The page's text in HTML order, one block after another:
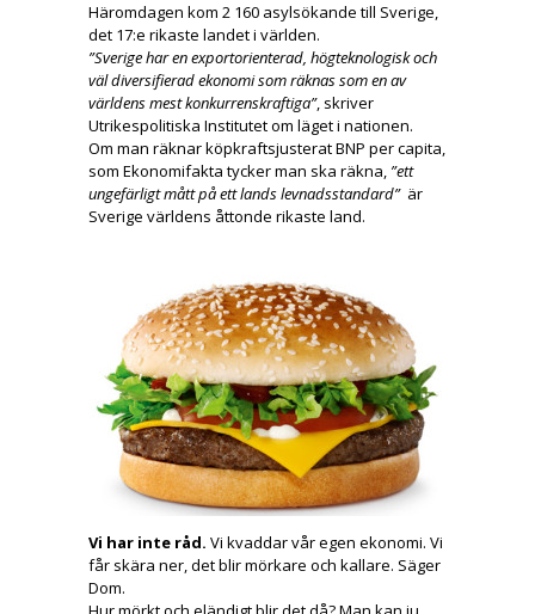
Häromdagen kom 2 160 asylsökande till Sverige,
det 17:e rikaste landet i världen.
”Sverige har en exportorienterad, högteknologisk och
väl diversifierad ekonomi som räknas som en av
världens mest konkurrenskraftiga”, skriver
Utrikespolitiska Institutet om läget i nationen.
Om man räknar köpkraftsjusterat BNP per capita,
som Ekonomifakta tycker man ska räkna, ”ett
ungefärligt mått på ett lands levnadsstandard”är
Sverige världens åttonde rikaste land.
Vi har inte råd. Vi kvaddar vår egen ekonomi. Vi
får skära ner, det blir mörkare och kallare. Säger
Dom.